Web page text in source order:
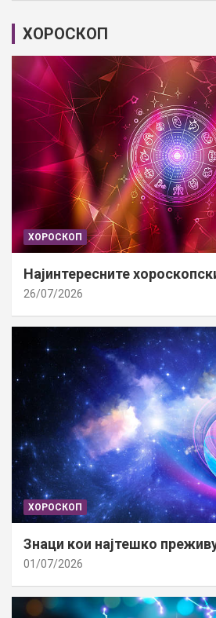
ХОРОСКОП
ХОРОСКОП
Најинтересните
26/07/2026
ХОРОСКОП
Знаци кои најтешко
01/07/2026